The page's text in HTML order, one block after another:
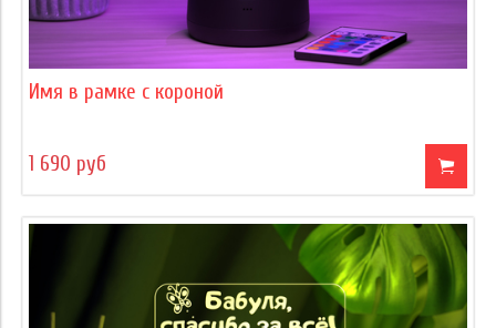
Имя в рамке с короной
1 690 руб